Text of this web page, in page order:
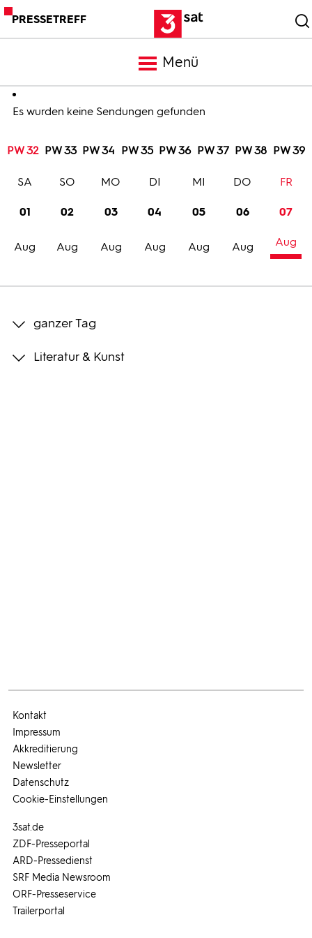
PRESSETREFF
Menü
Meldungen
Programm
Trailer
Bilder
Es wurden keine Sendungen gefunden
PW 32 PW 33 PW 34 PW 35 PW 36 PW 37 PW 38 PW 39
01
Aug
SA
02
Aug
SO
03
Aug
MO
04
Aug
DI
05
Aug
MI
06
Aug
DO
07
Aug
FR
ganzer Tag
Literatur & Kunst
3sat.de
ZDF-Presseportal
ARD-Pressedienst
SRF Media Newsroom
ORF-Presseservice
Trailerportal
Kontakt
Impressum
Akkreditierung
Newsletter
Datenschutz
Cookie-Einstellungen